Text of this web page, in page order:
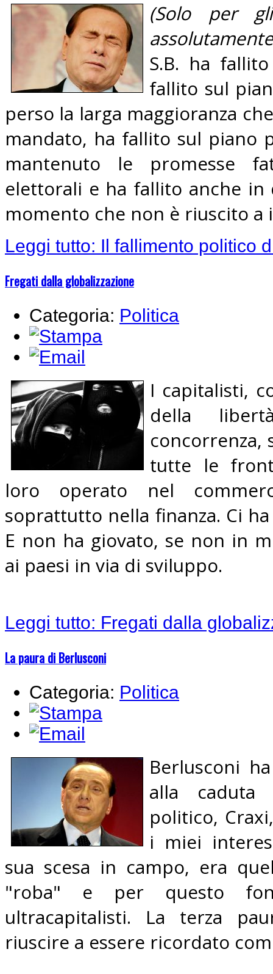
(Solo per
S.B. ha
fallito sul
perso la larga maggioranza
mandato, ha fallito sul piano
mantenuto le promesse
elettorali e ha fallito anche in
momento che non è riuscito a
Leggi tutto: Il fallimento politico
Fregati dalla globalizzazione
Categoria: Politica
I capitalisti,
della
concorrenza,
tutte le
loro operato nel
soprattutto nella finanza. Ci
E non ha giovato, se non in
ai paesi in via di sviluppo.
Leggi tutto: Fregati dalla
La paura di Berlusconi
Categoria: Politica
Berlusconi
alla
politico,
i miei
sua scesa in campo, era
"roba" e per questo
ultracapitalisti. La terza
riuscire a essere ricordato